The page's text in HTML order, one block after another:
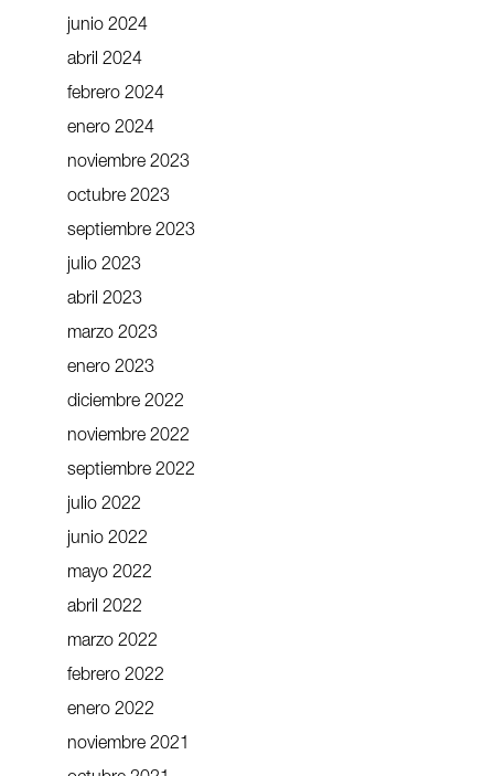
junio 2024
abril 2024
febrero 2024
enero 2024
noviembre 2023
octubre 2023
septiembre 2023
julio 2023
abril 2023
marzo 2023
enero 2023
diciembre 2022
noviembre 2022
septiembre 2022
julio 2022
junio 2022
mayo 2022
abril 2022
marzo 2022
febrero 2022
enero 2022
noviembre 2021